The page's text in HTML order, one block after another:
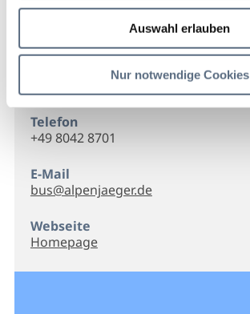
Auswahl erlauben
Nur notwendige Cookies
Kontakt
Alpenjäger Reisen GmbH
Bahnhofstr. 15
83661 Lenggries
Telefon
+49 8042 8701
E-Mail
bus@alpenjaeger.de
Webseite
Homepage